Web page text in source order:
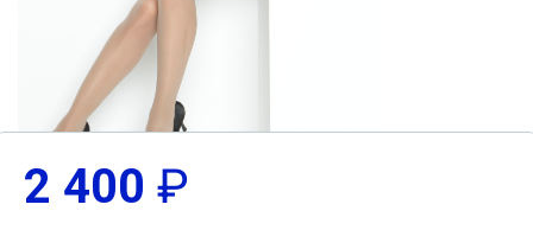
2 400 ₽